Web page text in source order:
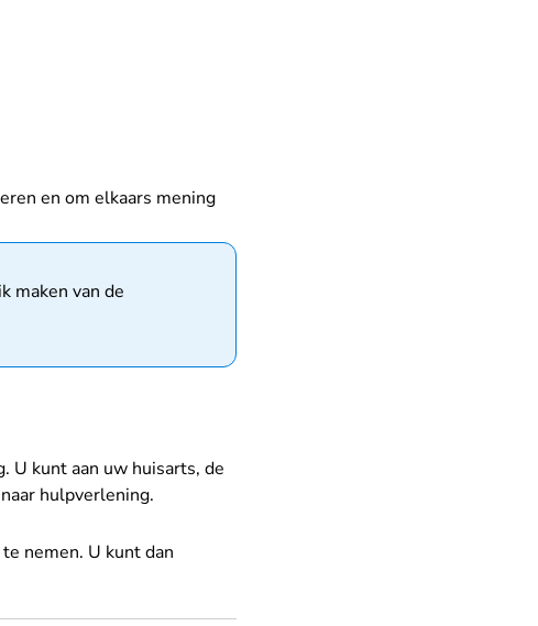
en om elkaars mening
maken van de
U kunt aan uw huisarts, de
hulpverlening.
nemen. U kunt dan